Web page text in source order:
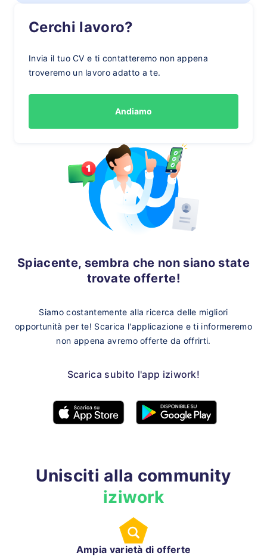
Cerchi lavoro?
Invia il tuo CV e ti contatteremo non appena
troveremo un lavoro adatto a te.
Andiamo
Spiacente, sembra che non siano state
trovate offerte!
Siamo costantemente alla ricerca delle migliori
opportunità per te! Scarica l'applicazione e ti informeremo
non appena avremo offerte da offrirti.
Scarica subito l'app iziwork!
Unisciti alla community
iziwork
Ampia varietà di offerte